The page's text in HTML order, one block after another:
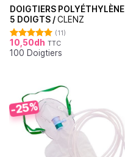
DOIGTIERS POLYÉTHYLÈNE
5 DOIGTS /CLENZ
Note5.00
sur 5
(11)
10,50dh TTC
100 Doigtiers
-25%